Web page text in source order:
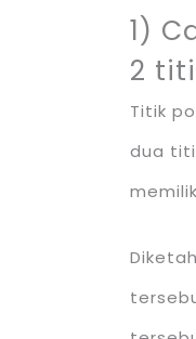
1)
2
Titik
dua